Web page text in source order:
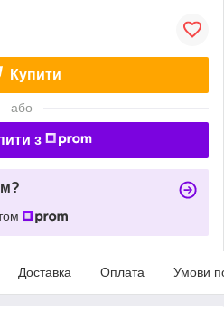
Купити
або
з
Доставка Оплата Умови